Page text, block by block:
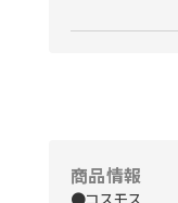
商品情報
●コスモス